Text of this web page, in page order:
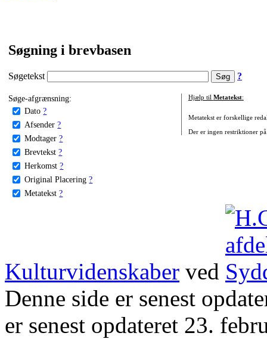
Søgning i brevbasen
Søgetekst ?
Søge-afgrænsning:
Dato ?
Afsender ?
Modtager ?
Brevtekst ?
Herkomst ?
Original Placering ?
Metatekst ?
Hjælp til Metatekst:
Metatekst er forskellige
Der er ingen restriktioner
Kulturvidenskaber ved
Denne side er senest
er senest opdateret 23.